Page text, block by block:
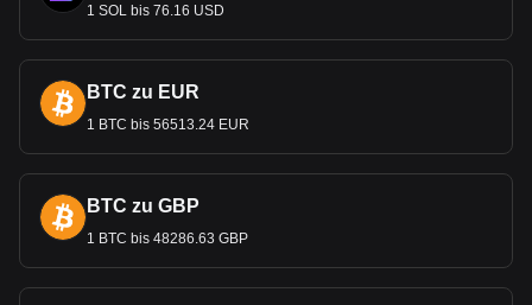
1 SOL bis 76.16 USD
BTC zu EUR
1 BTC bis 56513.24 EUR
BTC zu GBP
1 BTC bis 48286.63 GBP